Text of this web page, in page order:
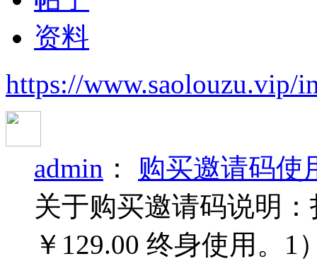
资料
https://www.saolouzu.vip/
admin ： 购买邀请码使
关于购买邀请码说明
￥129.00 终身使用。